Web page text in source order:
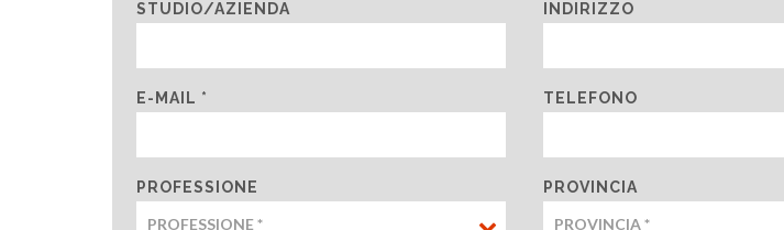
STUDIO/AZIENDA INDIRIZZO
E-MAIL * TELEFONO
PROFESSIONE PROVINCIA